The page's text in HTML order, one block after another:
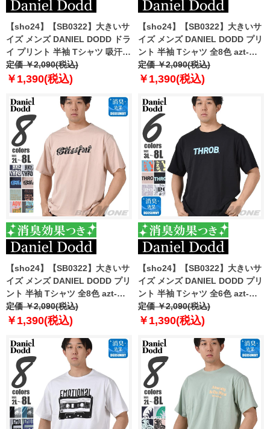
【sho24】【SB0322】大きいサ
イズ メンズ DANIEL DODD ドラ
イ プリント 半袖 Tシャツ 吸汗速
乾 azt-2402dry
定価 ￥2,090(税込)
￥1,390(税込)
【sho24】【SB0322】大きいサ
イズ メンズ DANIEL DODD プリ
ント 半袖 Tシャツ 全8色 azt-
2402pt1
定価 ￥2,090(税込)
￥1,390(税込)
【sho24】【SB0322】大きいサ
イズ メンズ DANIEL DODD プリ
ント 半袖 Tシャツ 全8色 azt-
2402pt2
定価 ￥2,090(税込)
￥1,390(税込)
【sho24】【SB0322】大きいサ
イズ メンズ DANIEL DODD プリ
ント 半袖 Tシャツ 全6色 azt-
2402pt3
定価 ￥2,090(税込)
￥1,390(税込)